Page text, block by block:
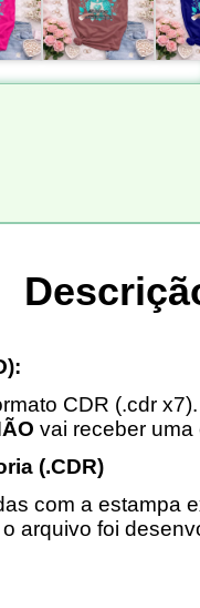
CDR (.cdr
vai receber
(.CDR)
com a estampa
o arquivo foi